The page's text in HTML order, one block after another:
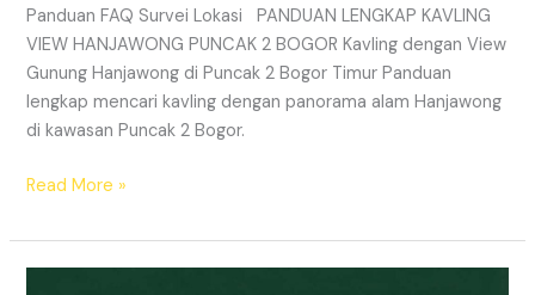
Panduan FAQ Survei Lokasi PANDUAN LENGKAP KAVLING
VIEW HANJAWONG PUNCAK 2 BOGOR Kavling dengan View
Gunung Hanjawong di Puncak 2 Bogor Timur Panduan
lengkap mencari kavling dengan panorama alam Hanjawong
di kawasan Puncak 2 Bogor.
Read More »